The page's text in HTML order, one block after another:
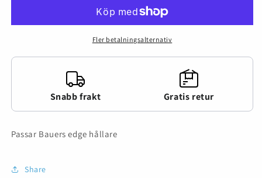
Goal
Fler betalningsalternativ
Snabb frakt Gratis retur
Passar Bauers edge hållare
Share